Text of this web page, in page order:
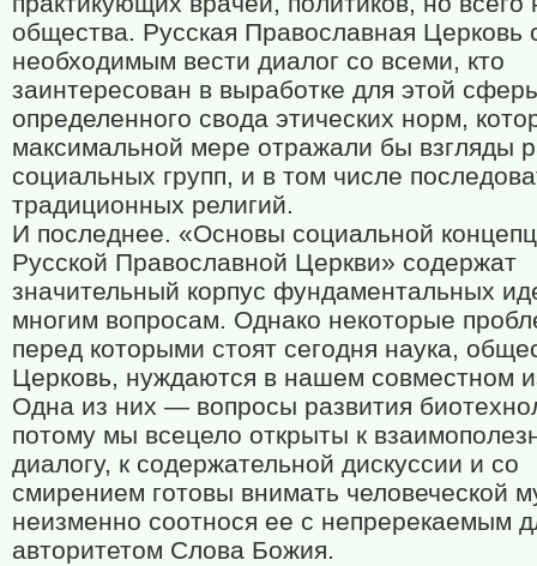
общества. Русская Православная Церковь
необходимым вести диалог со всеми, кто
заинтересован в выработке для этой
определенного свода этических норм,
максимальной мере отражали бы взгляды
социальных групп, и в том числе
традиционных религий.
И последнее. «Основы социальной
Русской Православной Церкви» содержат
значительный корпус фундаментальных
многим вопросам. Однако некоторые
перед которыми стоят сегодня наука,
Церковь, нуждаются в нашем совместном
Одна из них — вопросы развития
потому мы всецело открыты к
диалогу, к содержательной дискуссии и со
смирением готовы внимать человеческой
неизменно соотнося ее с непререкаемым
авторитетом Слова Божия.